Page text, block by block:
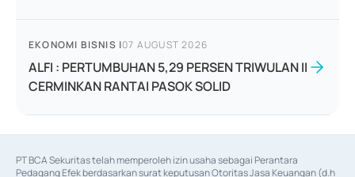
EKONOMI BISNIS |07 AUGUST 2026
ALFI : PERTUMBUHAN 5,29 PERSEN TRIWULAN II
CERMINKAN RANTAI PASOK SOLID
PT BCA Sekuritas telah memperoleh izin usaha sebagai Perantara
Pedagang Efek berdasarkan surat keputusan Otoritas Jasa Keuangan (d.h